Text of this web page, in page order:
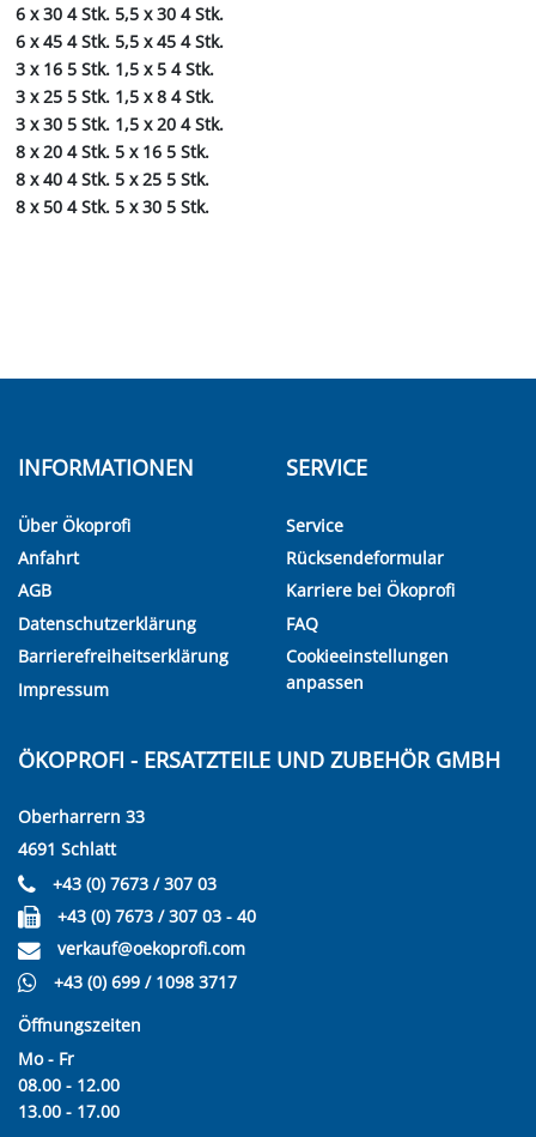
6 x 30 4 Stk. 5,5 x 30 4 Stk.
6 x 45 4 Stk. 5,5 x 45 4 Stk.
3 x 16 5 Stk. 1,5 x 5 4 Stk.
3 x 25 5 Stk. 1,5 x 8 4 Stk.
3 x 30 5 Stk. 1,5 x 20 4 Stk.
8 x 20 4 Stk. 5 x 16 5 Stk.
8 x 40 4 Stk. 5 x 25 5 Stk.
8 x 50 4 Stk.​ 5 x 30 5 Stk.
INFORMATIONEN
Über Ökoprofi
Anfahrt
AGB
Datenschutzerklärung
Barrierefreiheitserklärung
Impressum
SERVICE
Service
Rücksendeformular
Karriere bei Ökoprofi
FAQ
Cookieeinstellungen
anpassen
ÖKOPROFI - ERSATZTEILE UND ZUBEHÖR GMBH
Oberharrern 33
4691 Schlatt
+43 (0) 7673 / 307 03
+43 (0) 7673 / 307 03 - 40
verkauf@oekoprofi.com
+43 (0) 699 / 1098 3717
Öffnungszeiten
Mo - Fr
08.00 - 12.00
13.00 - 17.00